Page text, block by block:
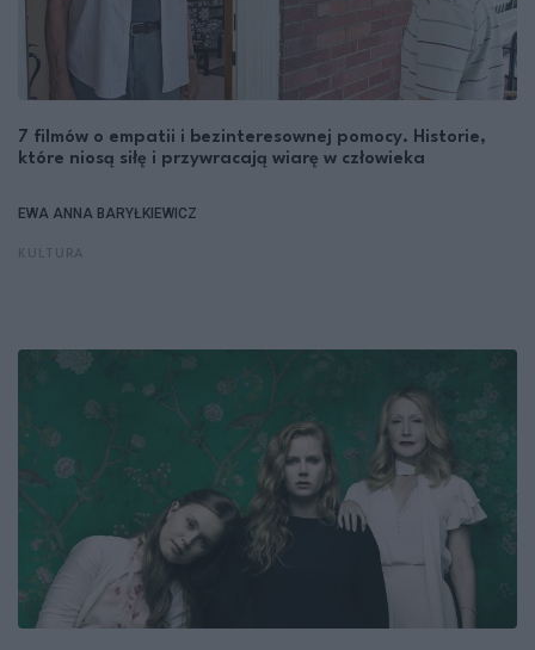
7 filmów o empatii i bezinteresownej pomocy. Historie,
które niosą siłę i przywracają wiarę w człowieka
EWA ANNA BARYŁKIEWICZ